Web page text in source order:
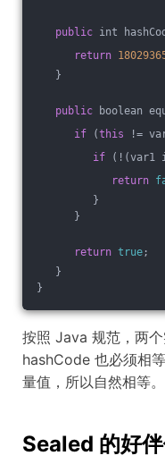
public int
return
}
public boolean
if (this !=
if (!(var1
return
}
}
return true;
}
}
按照 Java 规范，两
hashCode 也必须相
量值，所以自然相等。
Sealed 的好